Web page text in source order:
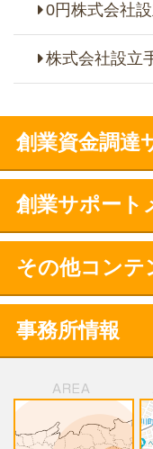
0円株式会社
株式会社設立
創業資金調達
創業サポート
その他コンテ
事務所情報